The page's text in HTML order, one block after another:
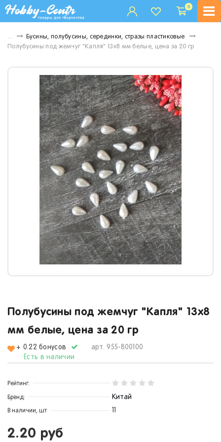
0
...
Бусины, полубусины, серединки, стразы пластиковые
Полубусины под жемчуг "Капля" 13х8 мм белые, цена за 20 гр
Полубусины под жемчуг "Капля" 13х8
мм белые, цена за 20 гр
+ 0.22 бонусов
Есть в наличии
арт. 955-800100
Рейтинг:
Бренд: Китай
В наличии, шт 11
2.20 руб